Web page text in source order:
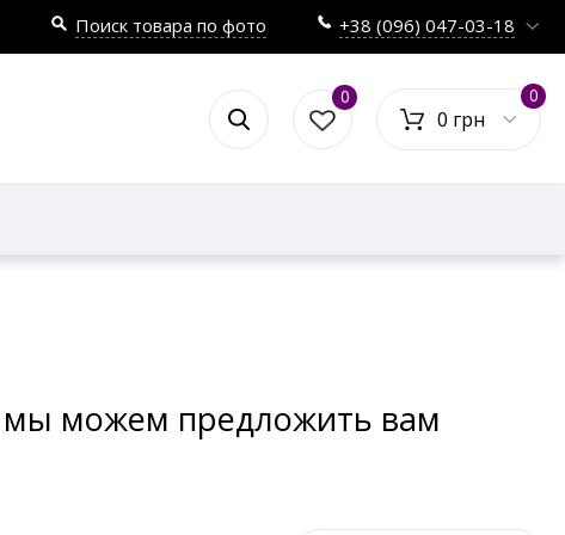
Поиск товара по фото +38 (096) 047-03-18
0
0 грн
0
мы можем предложить вам